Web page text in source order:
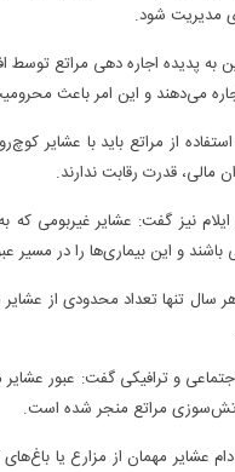
مدیریت شود.
به پدیده اجاره‌ دهی مراتع توسط
می‌دهند و این امر باعث
از مراتع باید با عشایر
مالی، قدرت رقابت ندارند.
ایلام نیز گفت: عشایر غیربومی
باشند و این بیماری‌ها را در
سال تنها تعداد محدودی از
و ترافیکی گفت: عبور
مراتع منجر شده است.
دام عشایر مهمان از مزارع یا